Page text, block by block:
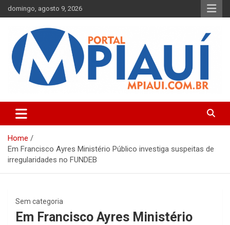
Skip
to
domingo, agosto 9, 2026
Portal MPiauí
Parnaíba
Home
Em Francisco Ayres Ministério Público investiga suspeitas de
irregularidades no FUNDEB
Sem categoria
Em Francisco Ayres Ministério